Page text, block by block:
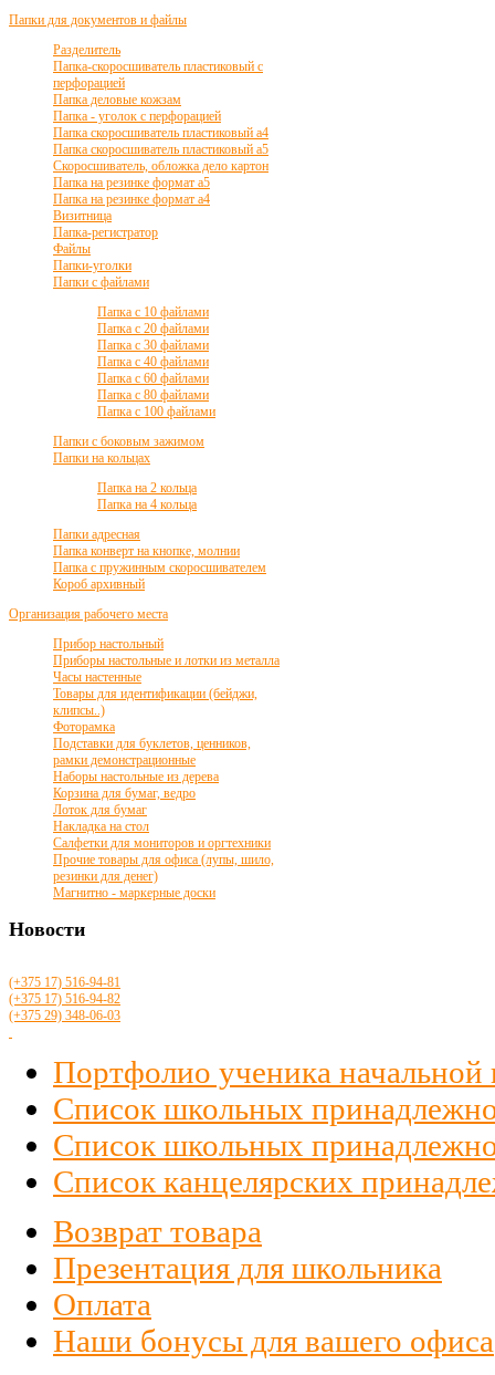
Папки для документов и файлы
Разделитель
Папка-скоросшиватель пластиковый с
перфорацией
Папка деловые кожзам
Папка - уголок с перфорацией
Папка скоросшиватель пластиковый а4
Папка скоросшиватель пластиковый а5
Скоросшиватель, обложка дело картон
Папка на резинке формат а5
Папка на резинке формат а4
Визитница
Папка-регистратор
Файлы
Папки-уголки
Папки с файлами
Папка с 10 файлами
Папка с 20 файлами
Папка с 30 файлами
Папка с 40 файлами
Папка с 60 файлами
Папка с 80 файлами
Папка с 100 файлами
Папки с боковым зажимом
Папки на кольцах
Папка на 2 кольца
Папка на 4 кольца
Папки адресная
Папка конверт на кнопке, молнии
Папка с пружинным скоросшивателем
Короб архивный
Организация рабочего места
Прибор настольный
Приборы настольные и лотки из металла
Часы настенные
Товары для идентификации (бейджи,
клипсы..)
Фоторамка
Подставки для буклетов, ценников,
рамки демонстрационные
Наборы настольные из дерева
Корзина для бумаг, ведро
Лоток для бумаг
Накладка на стол
Салфетки для мониторов и оргтехники
Прочие товары для офиса (лупы, шило,
резинки для денег)
Магнитно - маркерные доски
Новости
(+375 17) 516-94-81
(+375 17) 516-94-82
(+375 29) 348-06-03
Портфолио ученика
Список школьных
Список школьных
Список канцелярских
Возврат товара
Презентация для школьника
Оплата
Наши бонусы для вашего офиса